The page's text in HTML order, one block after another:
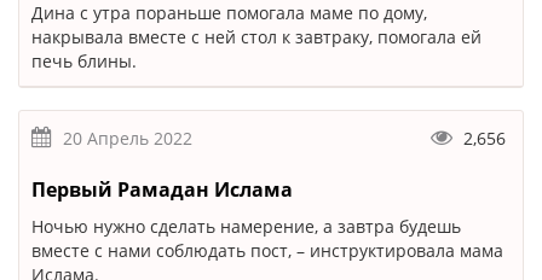
Дина с утра пораньше помогала маме по дому,
накрывала вместе с ней стол к завтраку, помогала ей
печь блины.
20 Апрель 2022 2,656
Первый Рамадан Ислама
Ночью нужно сделать намерение, а завтра будешь
вместе с нами соблюдать пост, – инструктировала мама
Ислама.